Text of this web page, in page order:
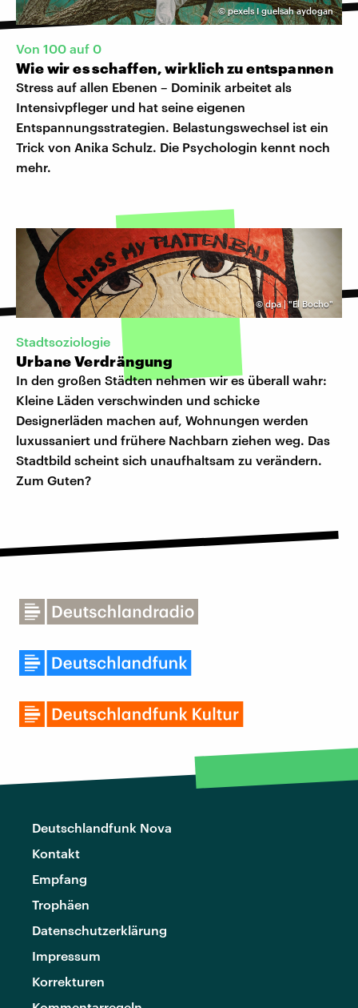
©pexels I guelsah aydogan
Von 100 auf 0
Wie wir es schaffen, wirklich zu entspannen
Stress auf allen Ebenen – Dominik arbeitet als
Intensivpfleger und hat seine eigenen
Entspannungsstrategien. Belastungswechsel ist ein
Trick von Anika Schulz. Die Psychologin kennt noch
mehr.
©dpa | "El Bocho"
Stadtsoziologie
Urbane Verdrängung
In den großen Städten nehmen wir es überall wahr:
Kleine Läden verschwinden und schicke
Designerläden machen auf, Wohnungen werden
luxussaniert und frühere Nachbarn ziehen weg. Das
Stadtbild scheint sich unaufhaltsam zu verändern.
Zum Guten?
Deutschlandfunk Nova
Kontakt
Empfang
Trophäen
Datenschutzerklärung
Impressum
Korrekturen